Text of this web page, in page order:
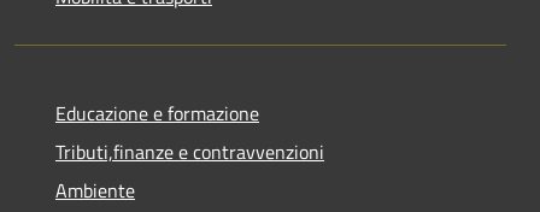
Educazione e formazione
Tributi,finanze e contravvenzioni
Ambiente